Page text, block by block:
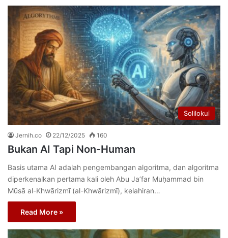
Solilokui
Jernih.co 22/12/2025 160
Bukan AI Tapi Non-Human
Basis utama AI adalah pengembangan algoritma, dan algoritma
diperkenalkan pertama kali oleh Abu Ja’far Muḥammad bin
Mūsā al-Khwārizmī (al-Khwārizmī), kelahiran…
Read More »